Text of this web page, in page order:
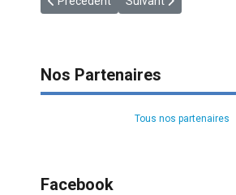
Nos Partenaires
Tous nos partenaires
Facebook